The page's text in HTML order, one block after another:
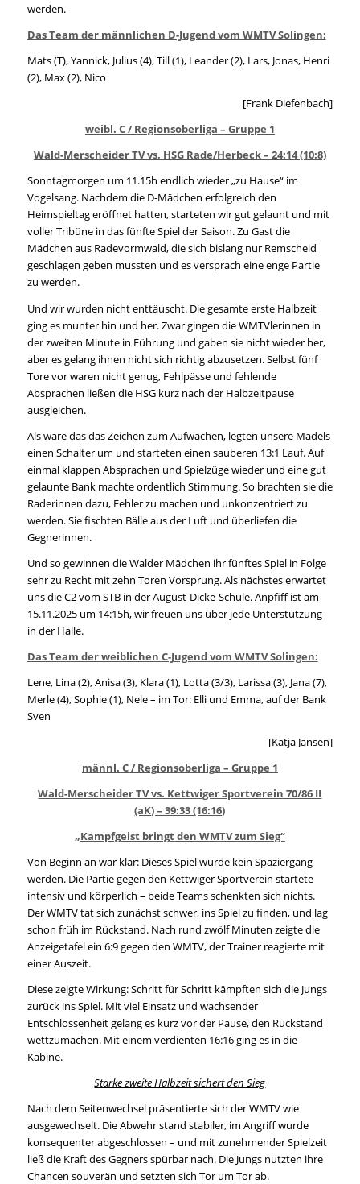
werden.
Das Team der männlichen D-Jugend vom WMTV Solingen:
Mats (T), Yannick, Julius (4), Till (1), Leander (2), Lars, Jonas, Henri
(2), Max (2), Nico
[Frank Diefenbach]
weibl. C / Regionsoberliga – Gruppe 1
Wald-Merscheider TV vs. HSG Rade/Herbeck – 24:14 (10:8)
Sonntagmorgen um 11.15h endlich wieder „zu Hause“ im
Vogelsang. Nachdem die D-Mädchen erfolgreich den
Heimspieltag eröffnet hatten, starteten wir gut gelaunt und mit
voller Tribüne in das fünfte Spiel der Saison. Zu Gast die
Mädchen aus Radevormwald, die sich bislang nur Remscheid
geschlagen geben mussten und es versprach eine enge Partie
zu werden.
Und wir wurden nicht enttäuscht. Die gesamte erste Halbzeit
ging es munter hin und her. Zwar gingen die WMTVlerinnen in
der zweiten Minute in Führung und gaben sie nicht wieder her,
aber es gelang ihnen nicht sich richtig abzusetzen. Selbst fünf
Tore vor waren nicht genug, Fehlpässe und fehlende
Absprachen ließen die HSG kurz nach der Halbzeitpause
ausgleichen.
Als wäre das das Zeichen zum Aufwachen, legten unsere Mädels
einen Schalter um und starteten einen sauberen 13:1 Lauf. Auf
einmal klappen Absprachen und Spielzüge wieder und eine gut
gelaunte Bank machte ordentlich Stimmung. So brachten sie die
Raderinnen dazu, Fehler zu machen und unkonzentriert zu
werden. Sie fischten Bälle aus der Luft und überliefen die
Gegnerinnen.
Und so gewinnen die Walder Mädchen ihr fünftes Spiel in Folge
sehr zu Recht mit zehn Toren Vorsprung. Als nächstes erwartet
uns die C2 vom STB in der August-Dicke-Schule. Anpfiff ist am
15.11.2025 um 14:15h, wir freuen uns über jede Unterstützung
in der Halle.
Das Team der weiblichen C-Jugend vom WMTV Solingen:
Lene, Lina (2), Anisa (3), Klara (1), Lotta (3/3), Larissa (3), Jana (7),
Merle (4), Sophie (1), Nele – im Tor: Elli und Emma, auf der Bank
Sven
[Katja Jansen]
männl. C / Regionsoberliga – Gruppe 1
Wald-Merscheider TV vs. Kettwiger Sportverein 70/86 II
(aK) – 39:33 (16:16)
„Kampfgeist bringt den WMTV zum Sieg“
Von Beginn an war klar: Dieses Spiel würde kein Spaziergang
werden. Die Partie gegen den Kettwiger Sportverein startete
intensiv und körperlich – beide Teams schenkten sich nichts.
Der WMTV tat sich zunächst schwer, ins Spiel zu finden, und lag
schon früh im Rückstand. Nach rund zwölf Minuten zeigte die
Anzeigetafel ein 6:9 gegen den WMTV, der Trainer reagierte mit
einer Auszeit.
Diese zeigte Wirkung: Schritt für Schritt kämpften sich die Jungs
zurück ins Spiel. Mit viel Einsatz und wachsender
Entschlossenheit gelang es kurz vor der Pause, den Rückstand
wettzumachen. Mit einem verdienten 16:16 ging es in die
Kabine.
Starke zweite Halbzeit sichert den Sieg
Nach dem Seitenwechsel präsentierte sich der WMTV wie
ausgewechselt. Die Abwehr stand stabiler, im Angriff wurde
konsequenter abgeschlossen – und mit zunehmender Spielzeit
ließ die Kraft des Gegners spürbar nach. Die Jungs nutzten ihre
Chancen souverän und setzten sich Tor um Tor ab.